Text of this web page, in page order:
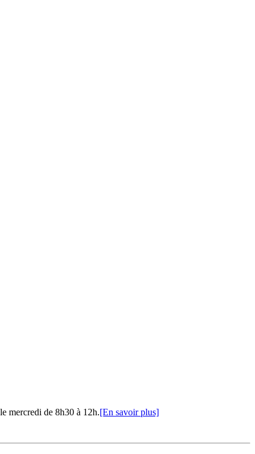
mercredi de 8h30 à 12h.[En savoir plus]